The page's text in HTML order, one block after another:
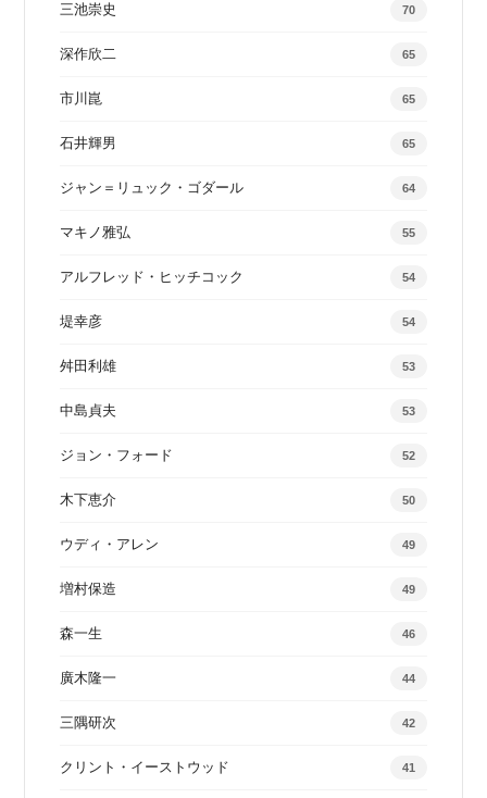
三池崇史 70
深作欣二 65
市川崑 65
石井輝男 65
ジャン＝リュック・ゴダール 64
マキノ雅弘 55
アルフレッド・ヒッチコック 54
堤幸彦 54
舛田利雄 53
中島貞夫 53
ジョン・フォード 52
木下恵介 50
ウディ・アレン 49
増村保造 49
森一生 46
廣木隆一 44
三隅研次 42
クリント・イーストウッド 41